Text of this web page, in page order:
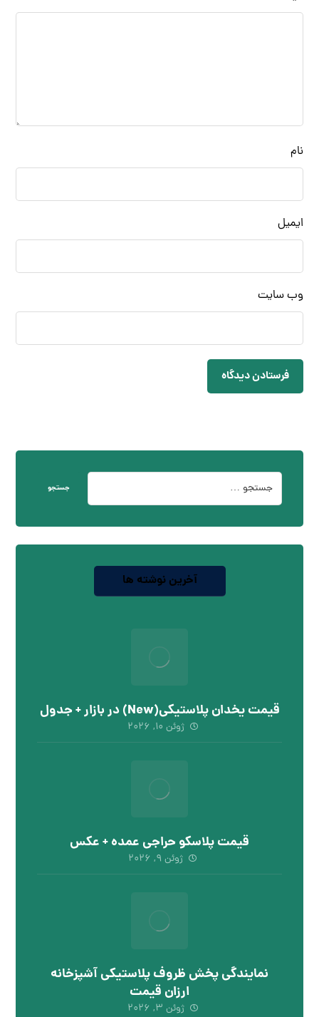
نام
ایمیل
وب‌ سایت
فرستادن دیدگاه
جستجو
آخرین نوشته ها
قیمت یخدان پلاستیکی(New) در بازار + جدول
ژوئن ۱۰, ۲۰۲۶
قیمت پلاسکو حراجی عمده + عکس
ژوئن ۹, ۲۰۲۶
نمایندگی پخش ظروف پلاستیکی آشپزخانه
ارزان قیمت
ژوئن ۳, ۲۰۲۶